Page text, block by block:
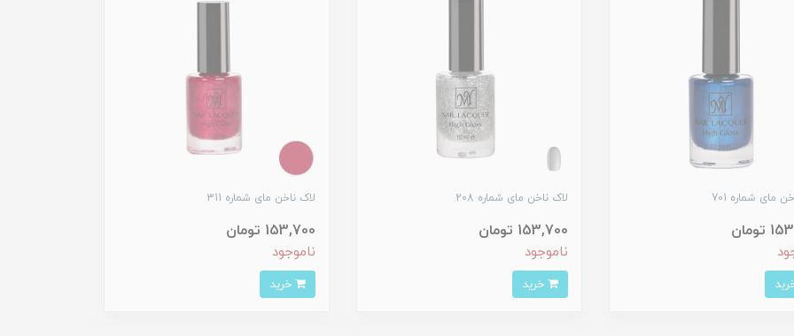
مای شماره 701 لاک ناخن مای شماره 208
153,700 تومان
ناموجود
خرید
لاک ناخن مای شماره 311
153,700 تومان
ناموجود
خرید